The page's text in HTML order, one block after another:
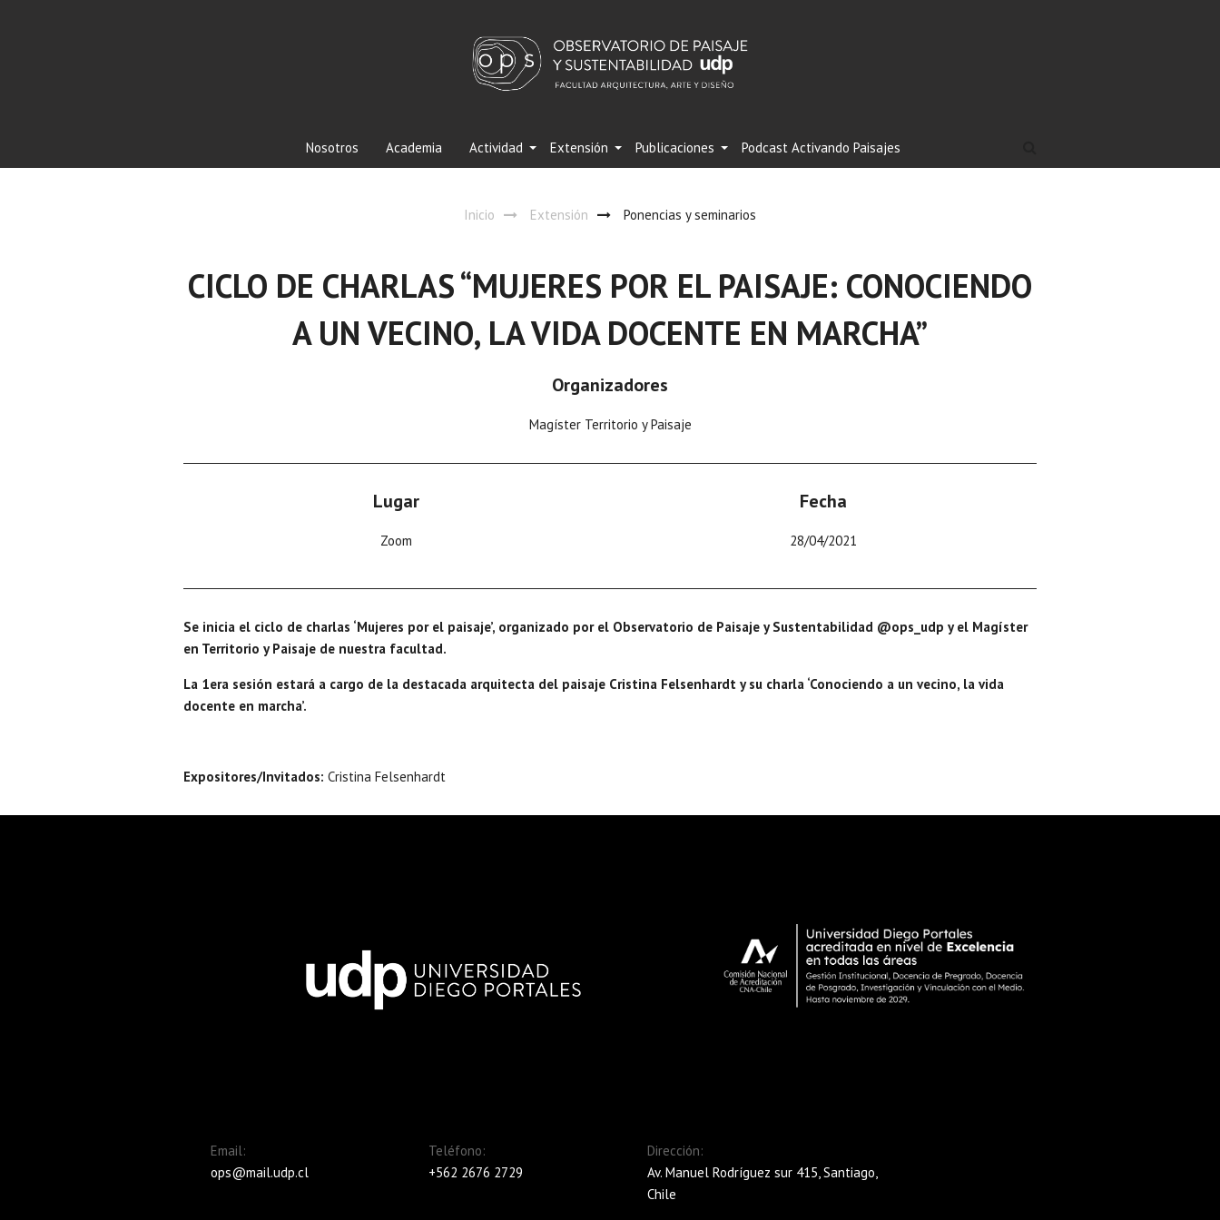
Nosotros Academia Actividad Extensión Publicaciones Podcast Activando Paisajes
Inicio Extensión Ponencias y seminarios
CICLO DE CHARLAS “MUJERES POR EL PAISAJE: CONOCIENDO
A UN VECINO, LA VIDA DOCENTE EN MARCHA”
Organizadores
Magíster Territorio y Paisaje
Lugar
Zoom
Fecha
28/04/2021
Se inicia el ciclo de charlas ‘Mujeres por el paisaje’, organizado por el Observatorio de Paisaje y Sustentabilidad @ops_udp y el Magíster
en Territorio y Paisaje de nuestra facultad.
La 1era sesión estará a cargo de la destacada arquitecta del paisaje Cristina Felsenhardt y su charla ‘Conociendo a un vecino, la vida
docente en marcha’.
Expositores/Invitados: Cristina Felsenhardt
Email:
ops@mail.udp.cl
Teléfono:
+562 2676 2729
Dirección:
Av. Manuel Rodríguez sur 415, Santiago,
Chile